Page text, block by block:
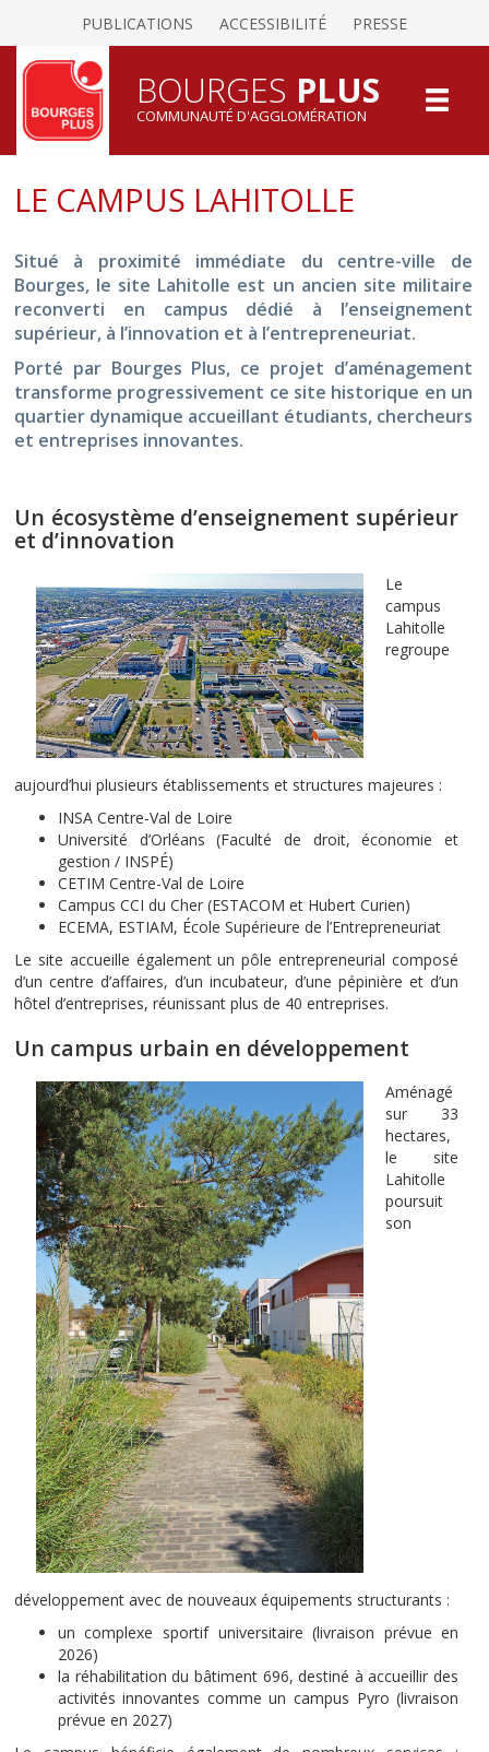
PUBLICATIONS ACCESSIBILITÉ PRESSE
BOURGES PLUS
COMMUNAUTÉ D'AGGLOMÉRATION
LE CAMPUS LAHITOLLE
Situé à proximité immédiate du centre-ville de
Bourges, le site Lahitolle est un ancien site militaire
reconverti en campus dédié à l’enseignement
supérieur, à l’innovation et à l’entrepreneuriat.
Porté par Bourges Plus, ce projet d’aménagement
transforme progressivement ce site historique en un
quartier dynamique accueillant étudiants, chercheurs
et entreprises innovantes.
Un écosystème d’enseignement supérieur
et d’innovation
Le
campus
Lahitolle
regroupe
aujourd’hui plusieurs établissements et structures majeures :
INSA Centre-Val de Loire
Université d’Orléans (Faculté de droit, économie et
gestion / INSPÉ)
CETIM Centre-Val de Loire
Campus CCI du Cher (ESTACOM et Hubert Curien)
ECEMA, ESTIAM, École Supérieure de l’Entrepreneuriat
Le site accueille également un pôle entrepreneurial composé
d’un centre d’affaires, d’un incubateur, d’une pépinière et d’un
hôtel d’entreprises, réunissant plus de 40 entreprises.
Un campus urbain en développement
Aménagé
sur 33
hectares,
le site
Lahitolle
poursuit
son
développement avec de nouveaux équipements structurants :
un complexe sportif universitaire (livraison prévue en
2026)
la réhabilitation du bâtiment 696, destiné à accueillir des
activités innovantes comme un campus Pyro (livraison
prévue en 2027)